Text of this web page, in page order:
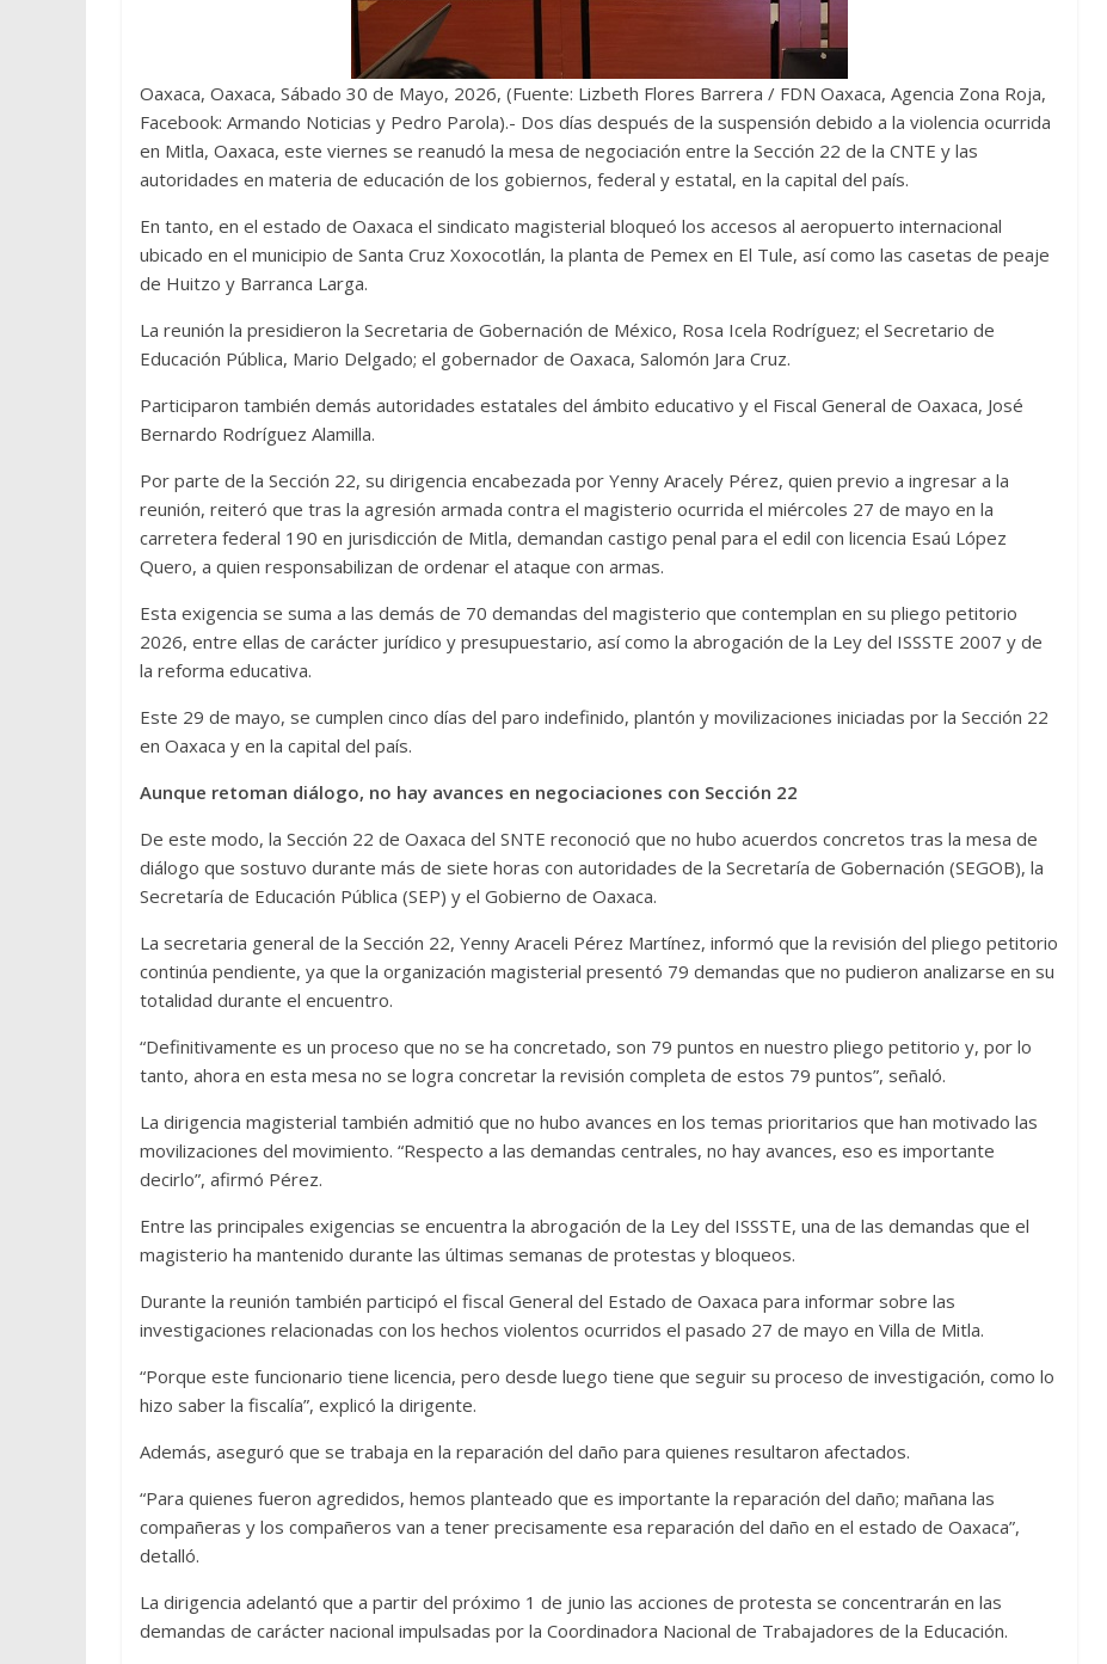
Oaxaca, Oaxaca, Sábado 30 de Mayo, 2026, (Fuente: Lizbeth Flores Barrera / FDN Oaxaca, Agencia Zona Roja,
Facebook: Armando Noticias y Pedro Parola).- Dos días después de la suspensión debido a la violencia ocurrida
en Mitla, Oaxaca, este viernes se reanudó la mesa de negociación entre la Sección 22 de la CNTE y las
autoridades en materia de educación de los gobiernos, federal y estatal, en la capital del país.
En tanto, en el estado de Oaxaca el sindicato magisterial bloqueó los accesos al aeropuerto internacional
ubicado en el municipio de Santa Cruz Xoxocotlán, la planta de Pemex en El Tule, así como las casetas de peaje
de Huitzo y Barranca Larga.
La reunión la presidieron la Secretaria de Gobernación de México, Rosa Icela Rodríguez; el Secretario de
Educación Pública, Mario Delgado; el gobernador de Oaxaca, Salomón Jara Cruz.
Participaron también demás autoridades estatales del ámbito educativo y el Fiscal General de Oaxaca, José
Bernardo Rodríguez Alamilla.
Por parte de la Sección 22, su dirigencia encabezada por Yenny Aracely Pérez, quien previo a ingresar a la
reunión, reiteró que tras la agresión armada contra el magisterio ocurrida el miércoles 27 de mayo en la
carretera federal 190 en jurisdicción de Mitla, demandan castigo penal para el edil con licencia Esaú López
Quero, a quien responsabilizan de ordenar el ataque con armas.
Esta exigencia se suma a las demás de 70 demandas del magisterio que contemplan en su pliego petitorio
2026, entre ellas de carácter jurídico y presupuestario, así como la abrogación de la Ley del ISSSTE 2007 y de
la reforma educativa.
Este 29 de mayo, se cumplen cinco días del paro indefinido, plantón y movilizaciones iniciadas por la Sección 22
en Oaxaca y en la capital del país.
Aunque retoman diálogo, no hay avances en negociaciones con Sección 22
De este modo, la Sección 22 de Oaxaca del SNTE reconoció que no hubo acuerdos concretos tras la mesa de
diálogo que sostuvo durante más de siete horas con autoridades de la Secretaría de Gobernación (SEGOB), la
Secretaría de Educación Pública (SEP) y el Gobierno de Oaxaca.
La secretaria general de la Sección 22, Yenny Araceli Pérez Martínez, informó que la revisión del pliego petitorio
continúa pendiente, ya que la organización magisterial presentó 79 demandas que no pudieron analizarse en su
totalidad durante el encuentro.
“Definitivamente es un proceso que no se ha concretado, son 79 puntos en nuestro pliego petitorio y, por lo
tanto, ahora en esta mesa no se logra concretar la revisión completa de estos 79 puntos”, señaló.
La dirigencia magisterial también admitió que no hubo avances en los temas prioritarios que han motivado las
movilizaciones del movimiento. “Respecto a las demandas centrales, no hay avances, eso es importante
decirlo”, afirmó Pérez.
Entre las principales exigencias se encuentra la abrogación de la Ley del ISSSTE, una de las demandas que el
magisterio ha mantenido durante las últimas semanas de protestas y bloqueos.
Durante la reunión también participó el fiscal General del Estado de Oaxaca para informar sobre las
investigaciones relacionadas con los hechos violentos ocurridos el pasado 27 de mayo en Villa de Mitla.
“Porque este funcionario tiene licencia, pero desde luego tiene que seguir su proceso de investigación, como lo
hizo saber la fiscalía”, explicó la dirigente.
Además, aseguró que se trabaja en la reparación del daño para quienes resultaron afectados.
“Para quienes fueron agredidos, hemos planteado que es importante la reparación del daño; mañana las
compañeras y los compañeros van a tener precisamente esa reparación del daño en el estado de Oaxaca”,
detalló.
La dirigencia adelantó que a partir del próximo 1 de junio las acciones de protesta se concentrarán en las
demandas de carácter nacional impulsadas por la Coordinadora Nacional de Trabajadores de la Educación.